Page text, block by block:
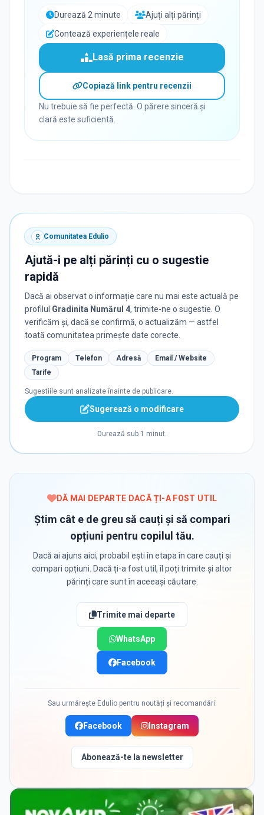
Durează 2 minute
Ajuți alți părinți
Contează experiențele reale
Lasă prima recenzie
Copiază link pentru recenzii
Nu trebuie să fie perfectă. O părere sinceră și
clară este suficientă.
Comunitatea Edulio
Ajută-i pe alți părinți cu o sugestie
rapidă
Dacă ai observat o informație care nu mai este actuală pe
profilul Gradinita Numărul 4, trimite-ne o sugestie. O
verificăm și, dacă se confirmă, o actualizăm — astfel
toată comunitatea primește date corecte.
Program Telefon Adresă
Email / Website
Tarife
Sugestiile sunt analizate înainte de publicare.
Sugerează o modificare
Durează sub 1 minut.
DĂ MAI DEPARTE DACĂ ȚI-A FOST UTIL
Știm cât e de greu să cauți și să compari
opțiuni pentru copilul tău.
Dacă ai ajuns aici, probabil ești în etapa în care cauți și
compari opțiuni. Dacă ți-a fost util, îl poți trimite și altor
părinți care sunt în aceeași căutare.
Trimite mai departe
WhatsApp
Facebook
Sau urmărește Edulio pentru noutăți și recomandări:
Facebook Instagram
Abonează-te la newsletter